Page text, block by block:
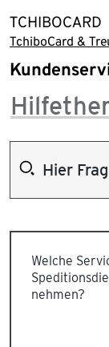
TCHIBOCARD
TchiboCard &
Welche
nehmen?